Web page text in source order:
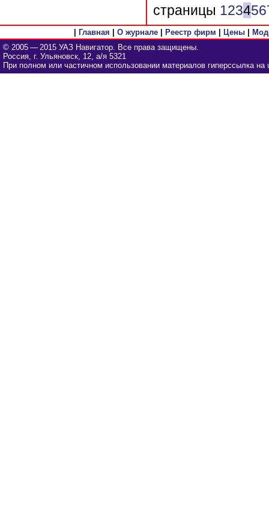
страницы 123456
Главная О журнале| Реестр фирм Цены|
© 2005 — 2015 УАЗ Навигатор. Все права защищены.
Россия, г. Ульяновск, 12, а/я 5321
При полном или частичном использовании материалов гиперссылка на